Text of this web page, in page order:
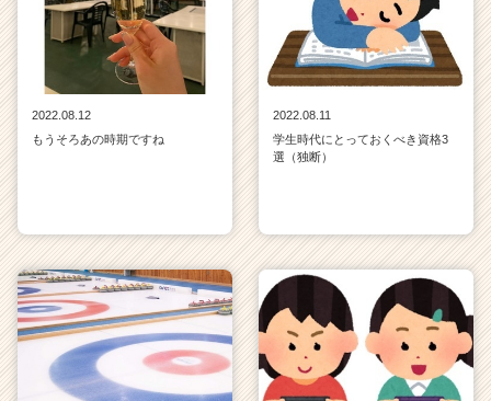
2022.08.12
もうそろあの時期ですね
2022.08.11
学生時代にとっておくべき資格3
選（独断）